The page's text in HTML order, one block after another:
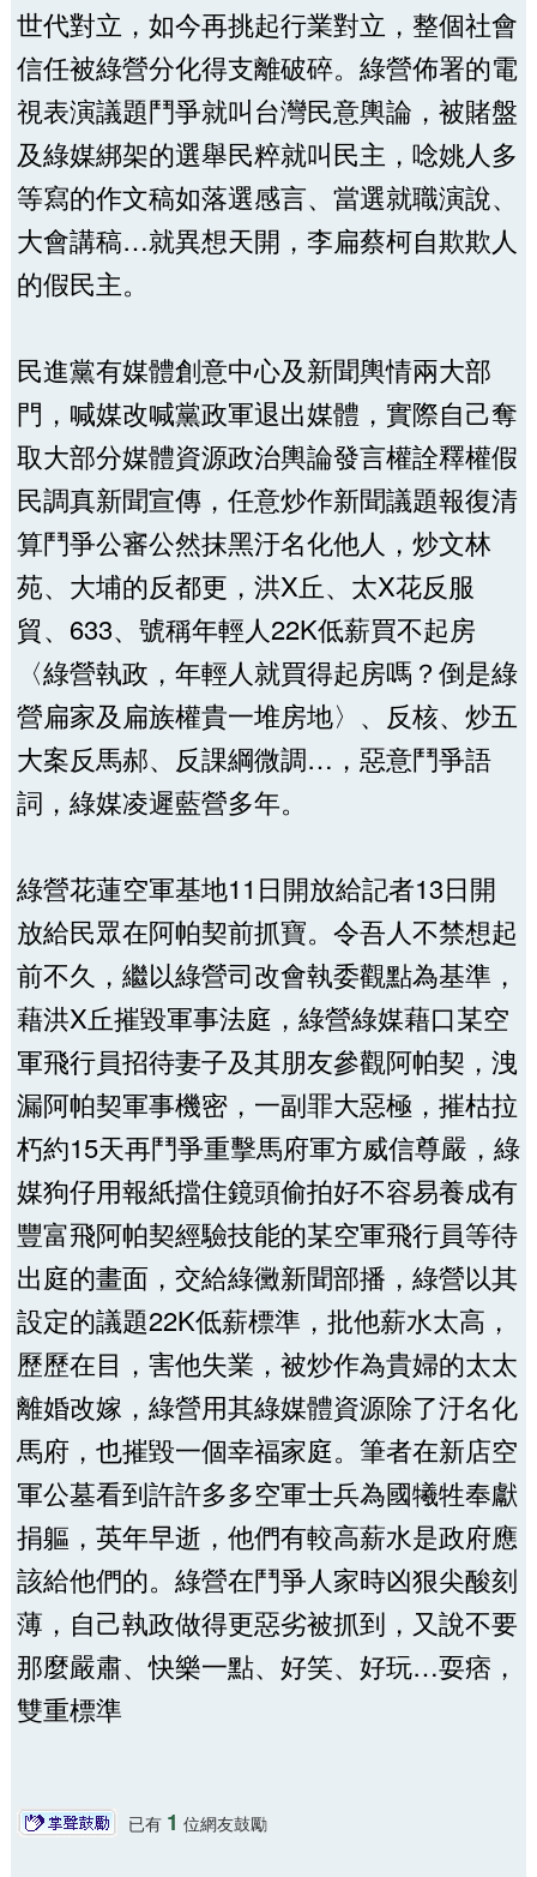
世代對立，如今再挑起行業對立，整個社會
信任被綠營分化得支離破碎。綠營佈署的電
視表演議題鬥爭就叫台灣民意輿論，被賭盤
及綠媒綁架的選舉民粹就叫民主，唸姚人多
等寫的作文稿如落選感言、當選就職演說、
大會講稿…就異想天開，李扁蔡柯自欺欺人
的假民主。
民進黨有媒體創意中心及新聞輿情兩大部
門，喊媒改喊黨政軍退出媒體，實際自己奪
取大部分媒體資源政治輿論發言權詮釋權假
民調真新聞宣傳，任意炒作新聞議題報復清
算鬥爭公審公然抹黑汙名化他人，炒文林
苑、大埔的反都更，洪X丘、太X花反服
貿、633、號稱年輕人22K低薪買不起房
〈綠營執政，年輕人就買得起房嗎？倒是綠
營扁家及扁族權貴一堆房地〉、反核、炒五
大案反馬郝、反課綱微調…，惡意鬥爭語
詞，綠媒凌遲藍營多年。
綠營花蓮空軍基地11日開放給記者13日開
放給民眾在阿帕契前抓寶。令吾人不禁想起
前不久，繼以綠營司改會執委觀點為基準，
藉洪X丘摧毀軍事法庭，綠營綠媒藉口某空
軍飛行員招待妻子及其朋友參觀阿帕契，洩
漏阿帕契軍事機密，一副罪大惡極，摧枯拉
朽約15天再鬥爭重擊馬府軍方威信尊嚴，綠
媒狗仔用報紙擋住鏡頭偷拍好不容易養成有
豐富飛阿帕契經驗技能的某空軍飛行員等待
出庭的畫面，交給綠黴新聞部播，綠營以其
設定的議題22K低薪標準，批他薪水太高，
歷歷在目，害他失業，被炒作為貴婦的太太
離婚改嫁，綠營用其綠媒體資源除了汙名化
馬府，也摧毀一個幸福家庭。筆者在新店空
軍公墓看到許許多多空軍士兵為國犧牲奉獻
捐軀，英年早逝，他們有較高薪水是政府應
該給他們的。綠營在鬥爭人家時凶狠尖酸刻
薄，自己執政做得更惡劣被抓到，又說不要
那麼嚴肅、快樂一點、好笑、好玩…耍痞，
雙重標準
已有 1 位網友鼓勵